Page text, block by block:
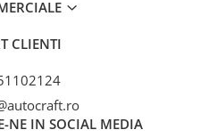
CLIENTI
NE IN SOCIAL MEDIA